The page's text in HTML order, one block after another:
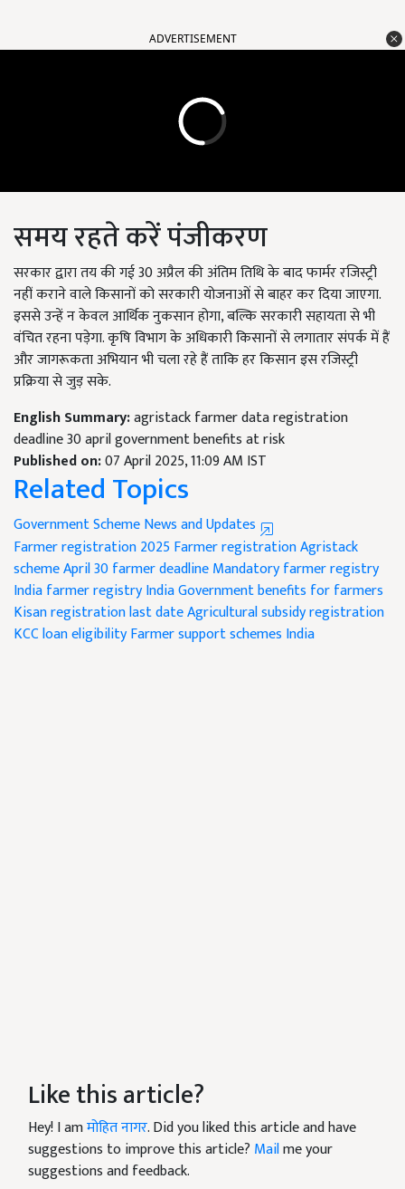
ADVERTISEMENT
समय रहते करें पंजीकरण
सरकार द्वारा तय की गई 30 अप्रैल की अंतिम तिथि के बाद फार्मर रजिस्ट्री
नहीं कराने वाले किसानों को सरकारी योजनाओं से बाहर कर दिया जाएगा.
इससे उन्हें न केवल आर्थिक नुकसान होगा, बल्कि सरकारी सहायता से भी
वंचित रहना पड़ेगा. कृषि विभाग के अधिकारी किसानों से लगातार संपर्क में हैं
और जागरूकता अभियान भी चला रहे हैं ताकि हर किसान इस रजिस्ट्री
प्रक्रिया से जुड़ सके.
English Summary:agristack farmer data registration
deadline 30 april government benefits at risk
Published on:07 April 2025, 11:09 AM IST
Related Topics
Government Scheme News and Updates
Farmer registration 2025Farmer registrationAgristack
schemeApril 30 farmer deadlineMandatory farmer registry
Indiafarmer registry IndiaGovernment benefits for farmers
Kisan registration last dateAgricultural subsidy registration
KCC loan eligibilityFarmer support schemes India
Like this article?
Hey! I amमोहित नागर. Did you liked this article and have
suggestions to improve this article? Mailme your
suggestions and feedback.